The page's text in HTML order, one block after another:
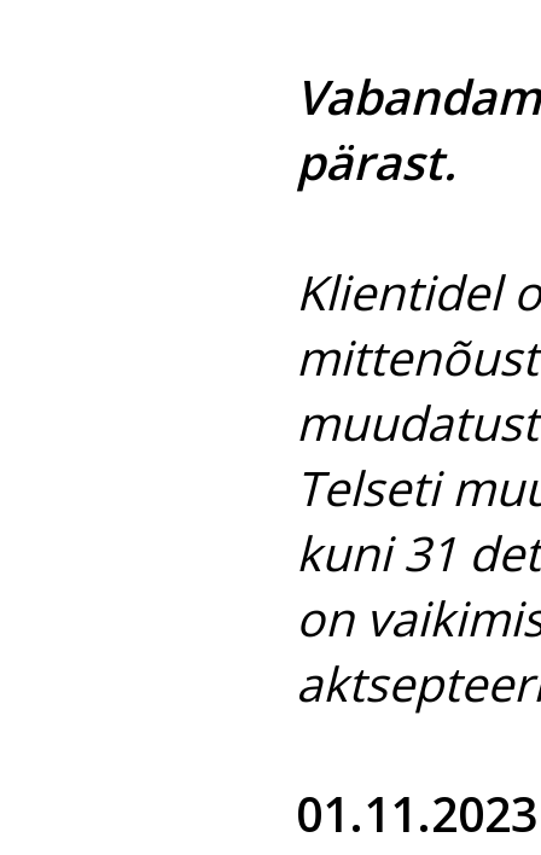
pärast.
Klientidel
Telseti
kuni 31
on
01.11.2023